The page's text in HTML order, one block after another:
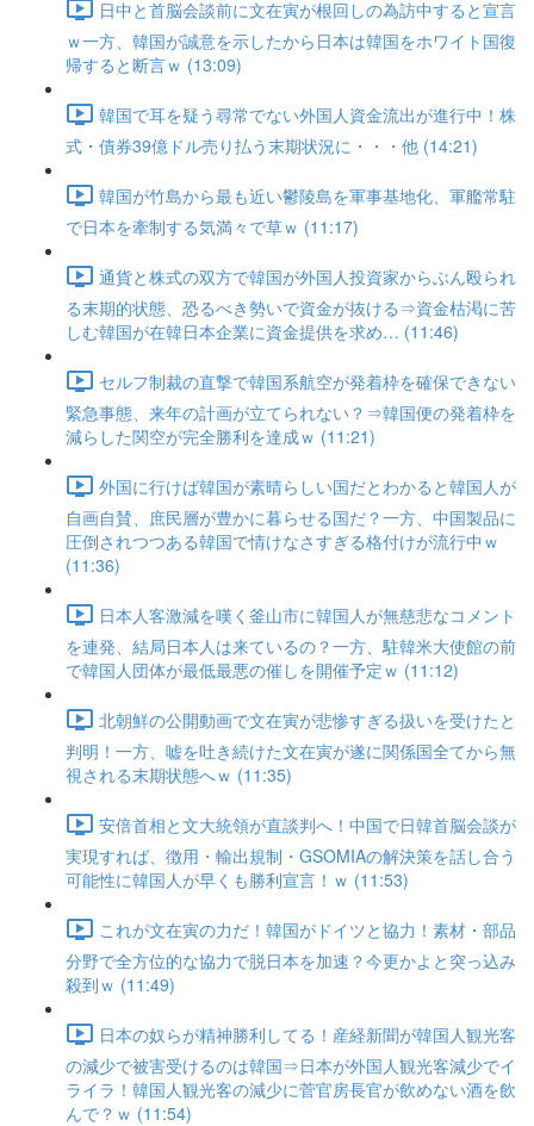
日中と首脳会談前に文在寅が根回しの為訪中すると宣言
ｗ一方、韓国が誠意を示したから日本は韓国をホワイト国復
帰すると断言ｗ (13:09)
韓国で耳を疑う尋常でない外国人資金流出が進行中！株
式・債券39億ドル売り払う末期状況に・・・他 (14:21)
韓国が竹島から最も近い鬱陵島を軍事基地化、軍艦常駐
で日本を牽制する気満々で草ｗ (11:17)
通貨と株式の双方で韓国が外国人投資家からぶん殴られ
る末期的状態、恐るべき勢いで資金が抜ける⇒資金枯渇に苦
しむ韓国が在韓日本企業に資金提供を求め… (11:46)
セルフ制裁の直撃で韓国系航空が発着枠を確保できない
緊急事態、来年の計画が立てられない？⇒韓国便の発着枠を
減らした関空が完全勝利を達成ｗ (11:21)
外国に行けば韓国が素晴らしい国だとわかると韓国人が
自画自賛、庶民層が豊かに暮らせる国だ？一方、中国製品に
圧倒されつつある韓国で情けなさすぎる格付けが流行中ｗ
(11:36)
日本人客激減を嘆く釜山市に韓国人が無慈悲なコメント
を連発、結局日本人は来ているの？一方、駐韓米大使館の前
で韓国人団体が最低最悪の催しを開催予定ｗ (11:12)
北朝鮮の公開動画で文在寅が悲惨すぎる扱いを受けたと
判明！一方、嘘を吐き続けた文在寅が遂に関係国全てから無
視される末期状態へｗ (11:35)
安倍首相と文大統領が直談判へ！中国で日韓首脳会談が
実現すれば、徴用・輸出規制・GSOMIAの解決策を話し合う
可能性に韓国人が早くも勝利宣言！ｗ (11:53)
これが文在寅の力だ！韓国がドイツと協力！素材・部品
分野で全方位的な協力で脱日本を加速？今更かよと突っ込み
殺到ｗ (11:49)
日本の奴らが精神勝利してる！産経新聞が韓国人観光客
の減少で被害受けるのは韓国⇒日本が外国人観光客減少でイ
ライラ！韓国人観光客の減少に菅官房長官が飲めない酒を飲
んで？ｗ (11:54)